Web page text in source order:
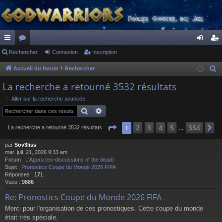
ac
co
ur
ci
s
or
u
s
ne cri
Rechercher Connexion Inscription
Accueil du forum Rechercher
La recherche a retourné 3532 résultats
Aller sur la recherche avancée
Rechercher
La recherche a retourné 3532 résultats Page 1sur 354
1 2 3 4 5 354
par Sov3liss
mar. juil. 21, 2026 9:33 am
Forum : L'Agora (ex-discussions of the dead)
Sujet : Pronostics Coupe du Monde 2026 FIFA
Réponses : 171
Vues : 9886
Re: Pronostics Coupe du Monde 2026 FIFA
Merci pour l'organisation de ces pronostiques. Cette coupe du monde
était très spéciale.